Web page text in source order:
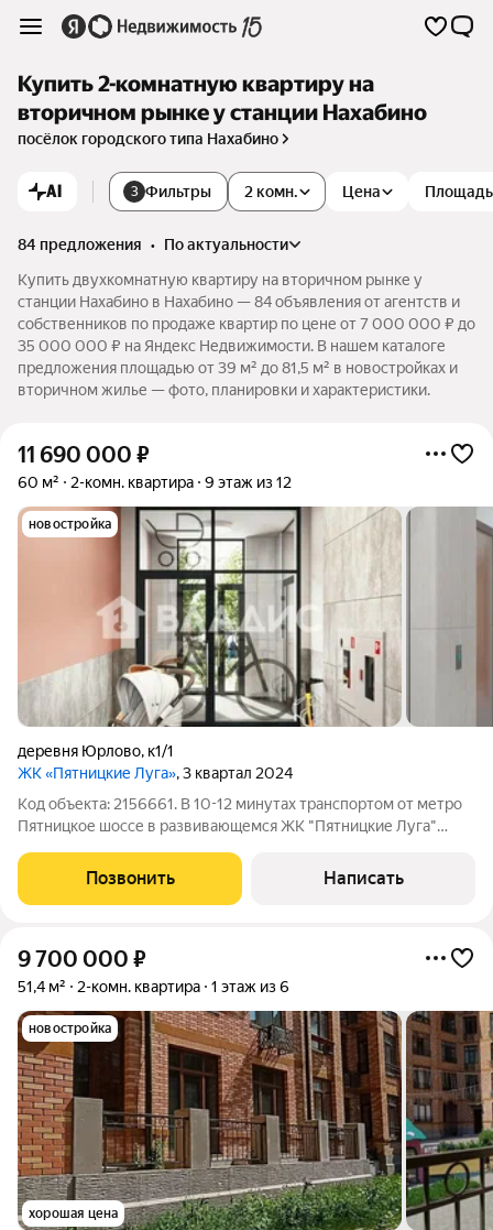
Купить 2-комнатную квартиру на
вторичном рынке у станции Нахабино
посёлок городского типа Нахабино
AI 3 Фильтры 2 комн. Цена Площадь
84 предложения •
по актуальности
Купить двухкомнатную квартиру на вторичном рынке у
станции Нахабино в Нахабино — 84 объявления от агентств и
собственников по продаже квартир по цене от 7 000 000 ₽ до
35 000 000 ₽ на Яндекс Недвижимости. В нашем каталоге
предложения площадью от 39 м² до 81,5 м² в новостройках и
вторичном жилье — фото, планировки и характеристики.
11 690 000 ₽
60 м² 2-комн. квартира 9 этаж из 12
новостройка
деревня Юрлово, к1/1
ЖК «Пятницкие Луга», 3 квартал 2024
Код объекта: 2156661. В 10-12 минутах транспортом от метро
Пятницкое шоссе в развивающемся ЖК "Пятницкие Луга"
изолированными спальнями, кухней- гостиной, СУР,
просторным холлом (9,7 кв.м), с
Позвонить Написать
9 700 000 ₽
51,4 м² 2-комн. квартира 1 этаж из 6
новостройка
хорошая цена